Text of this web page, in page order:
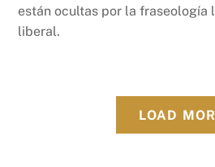
están ocultas por la fraseología
liberal.
LOAD